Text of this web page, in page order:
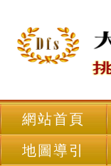
網站首頁
地圖導引